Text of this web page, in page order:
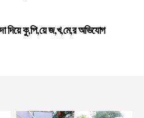
দিয়ে কু,পি,য়ে জ,খ,মে,র অভিযোগ